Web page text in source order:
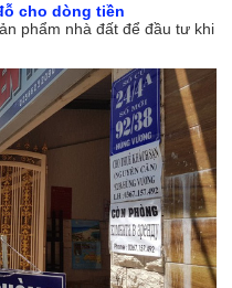
cho dòng tiền
phẩm nhà đất để đầu tư khi